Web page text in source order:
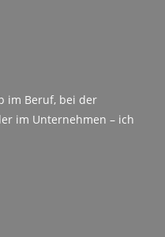
im Beruf, bei der
im Unternehmen – ich